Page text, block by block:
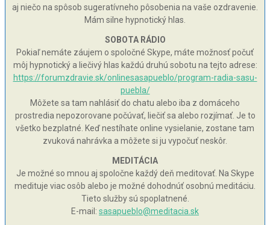
aj niečo na spôsob sugeratívneho pôsobenia na vaše ozdravenie.
Mám silne hypnotický hlas.
SOBOTA RÁDIO
Pokiaľ nemáte záujem o spoločné Skype, máte možnosť počuť
môj hypnotický a liečivý hlas každú druhú sobotu na tejto adrese:
https://forumzdravie.sk/onlinesasapueblo/program-radia-sasu-
puebla/
Môžete sa tam nahlásiť do chatu alebo iba z domáceho
prostredia nepozorovane počúvať, liečiť sa alebo rozjímať. Je to
všetko bezplatné. Keď nestíhate online vysielanie, zostane tam
zvuková nahrávka a môžete si ju vypočuť neskôr.
MEDITÁCIA
Je možné so mnou aj spoločne každý deň meditovať. Na Skype
medituje viac osôb alebo je možné dohodnúť osobnú meditáciu.
Tieto služby sú spoplatnené.
E-mail: sasapueblo@meditacia.sk